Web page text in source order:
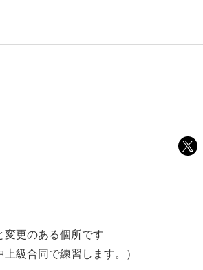
更のある個所です
級合同で練習します。）